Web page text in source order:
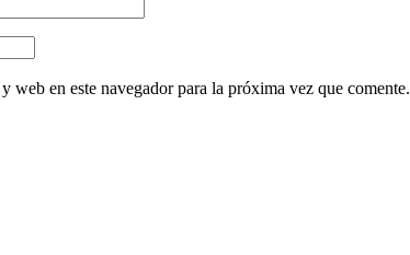
web en este navegador para la próxima vez que comente.